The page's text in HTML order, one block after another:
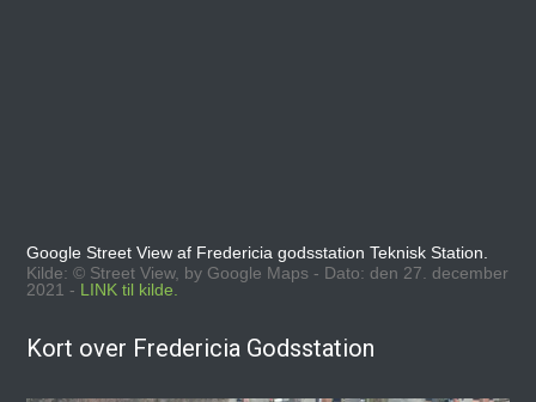
Google Street View af Fredericia godsstation Teknisk Station.
Kilde: © Street View, by Google Maps - Dato: den 27. december
2021 - LINK til kilde.
Kort over Fredericia Godsstation